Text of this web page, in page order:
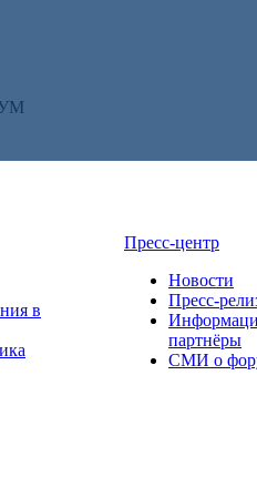
в
Пресс-центр
Новости
Пресс-
партнёры
СМИ о